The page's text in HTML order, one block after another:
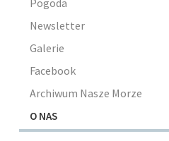
Newsletter
Galerie
Facebook
Archiwum Nasze Morze
O NAS